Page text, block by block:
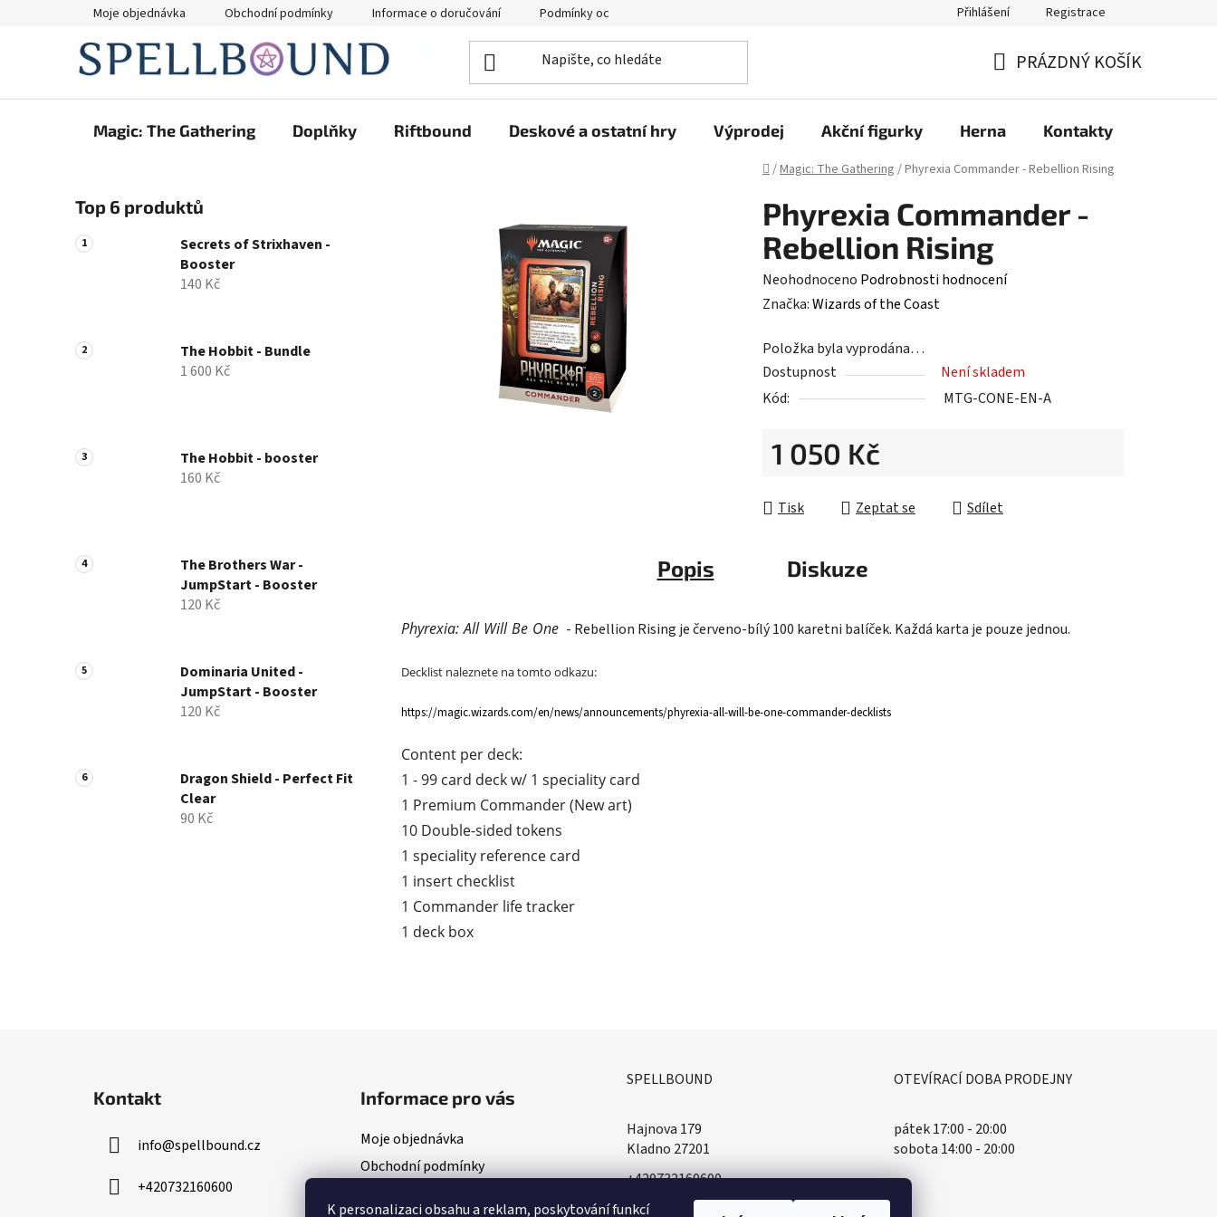
K personalizaci obsahu a reklam, poskytování funkcí
Moje objednávka Obchodní podmínky Informace o doručování Podmínky ochrany osobních údajů Přihlášení Registrace
KOŠÍK
PRÁZDNÝ KOŠÍK
Magic: The Gathering Doplňky Riftbound Deskové a ostatní hry Výprodej Akční figurky Herna Kontakty
Domů
/Magic: The Gathering /Phyrexia Commander - Rebellion Rising
o
s
t
n
n
e
Top 6 produktů
Secrets of Strixhaven -
Booster
140 Kč
The Hobbit - Bundle
1 600 Kč
The Hobbit - booster
160 Kč
The Brothers War -
JumpStart - Booster
120 Kč
Dominaria United -
JumpStart - Booster
120 Kč
Dragon Shield - Perfect Fit
Clear
90 Kč
Phyrexia Commander -
Rebellion Rising
Průměrné
hodnocení
je
0,0
z
hvězdiček.
Neohodnoceno Podrobnosti hodnocení
Značka:Wizards of the Coast
Položka byla vyprodána…
Dostupnost
Není skladem
Kód:
MTG-CONE-EN-A
1 050 Kč
Tisk
Zeptat se Sdílet
Popis Diskuze
Phyrexia: All Will Be One - Rebellion Rising je červeno-bílý 100 karetni balíček. Každá karta je pouze jednou.
Decklist naleznete na tomto odkazu:
https://magic.wizards.com/en/news/announcements/phyrexia-all-will-be-one-commander-decklists
Content per deck:
1 - 99 card deck w/ 1 speciality card
1 Premium Commander (New art)
10 Double-sided tokens
1 speciality reference card
1 insert checklist
1 Commander life tracker
1 deck box
Kontakt
info@spellbound.cz
+420732160600
Informace pro vás
Moje objednávka
Obchodní podmínky
SPELLBOUND
Hajnova 179
Kladno 27201
+420732160600
​info@spellbound.cz
OTEVÍRACÍ DOBA PRODEJNY
pátek 17:00 - 20:00
sobota 14:00 - 20:00